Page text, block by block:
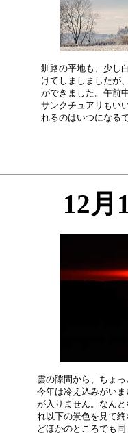
釧路の平地も、少し
けてしましましたが
ができました。午前
サンクチュアリもい
12月
雲の隙間から、ちょ
今年は冷え込みがい
が入りません。なん
れ以下の景色を見て